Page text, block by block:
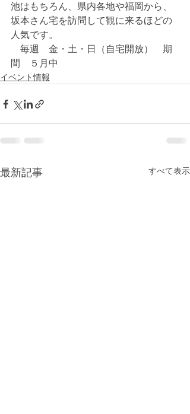
池はもちろん、県内各地や福岡から、
坂本さん宅を訪問して観に来るほどの
人気です。
毎週　金・土・日（自宅開放）　期
間　５月中
イベント情報
最新記事 すべて表示